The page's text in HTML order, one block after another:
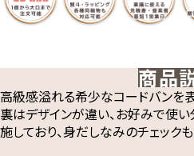
商品
高級感溢れる希少なコードバンを
裏はデザインが違い、お好みで使
施しており、身だしなみのチェック